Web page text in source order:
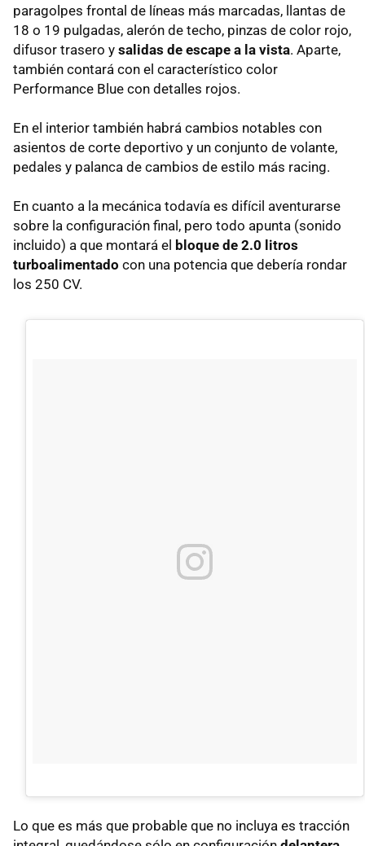
paragolpes frontal de líneas más marcadas, llantas de
18 o 19 pulgadas, alerón de techo, pinzas de color rojo,
difusor trasero y salidas de escape a la vista. Aparte,
también contará con el característico color
Performance Blue con detalles rojos.
En el interior también habrá cambios notables con
asientos de corte deportivo y un conjunto de volante,
pedales y palanca de cambios de estilo más racing.
En cuanto a la mecánica todavía es difícil aventurarse
sobre la configuración final, pero todo apunta (sonido
incluido) a que montará el bloque de 2.0 litros
turboalimentado con una potencia que debería rondar
los 250 CV.
Lo que es más que probable que no incluya es tracción